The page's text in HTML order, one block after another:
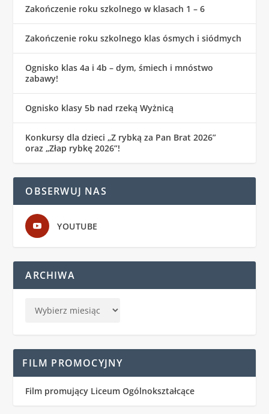
Zakończenie roku szkolnego w klasach 1 – 6
Zakończenie roku szkolnego klas ósmych i siódmych
Ognisko klas 4a i 4b – dym, śmiech i mnóstwo
zabawy!
Ognisko klasy 5b nad rzeką Wyżnicą
Konkursy dla dzieci „Z rybką za Pan Brat 2026”
oraz „Złap rybkę 2026”!
OBSERWUJ NAS
YOUTUBE
ARCHIWA
FILM PROMOCYJNY
Film promujący Liceum Ogólnokształcące